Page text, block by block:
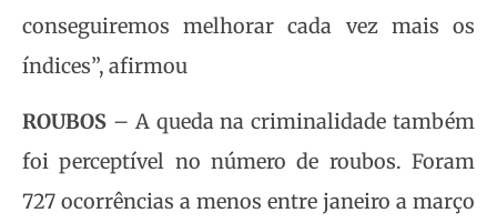
conseguiremos melhorar cada vez mais os
índices”, afirmou
ROUBOS – A queda na criminalidade também
foi perceptível no número de roubos. Foram
727 ocorrências a menos entre janeiro a março